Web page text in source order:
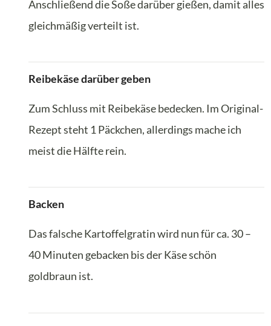
Anschließend die Soße darüber gießen, damit alles
gleichmäßig verteilt ist.
Reibekäse darüber geben
Zum Schluss mit Reibekäse bedecken. Im Original-
Rezept steht 1 Päckchen, allerdings mache ich
meist die Hälfte rein.
Backen
Das falsche Kartoffelgratin wird nun für ca. 30 –
40 Minuten gebacken bis der Käse schön
goldbraun ist.